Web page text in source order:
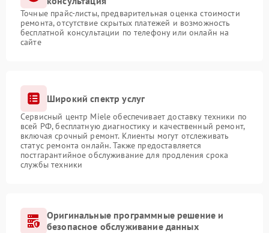
Точные прайс-листы, предварительная оценка стоимости
ремонта, отсутствие скрытых платежей и возможность
бесплатной консультации по телефону или онлайн на
сайте
Широкий спектр услуг
Сервисный центр Miele обеспечивает доставку техники по
всей РФ, бесплатную диагностику и качественный ремонт,
включая срочный ремонт. Клиенты могут отслеживать
статус ремонта онлайн. Также предоставляется
постгарантийное обслуживание для продления срока
службы техники
Оригинальные программные решение и
безопасное обслуживание данных